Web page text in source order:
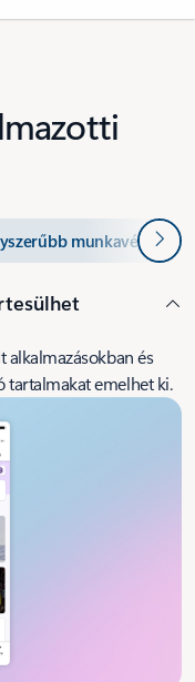
munkavégzés
alkalmazásokban és
tartalmakat emelhet ki.